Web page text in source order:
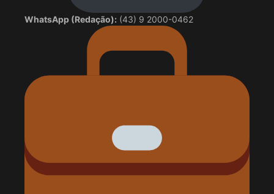
WhatsApp (Redação): (43) 9 2000-0462